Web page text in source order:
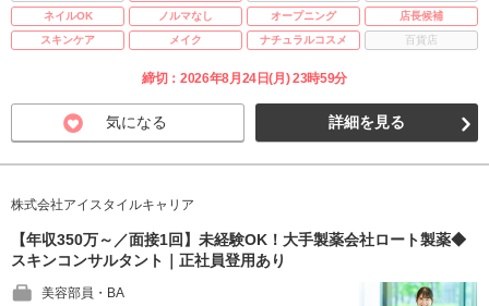
ネイルOK
ノルマなし オープニング
店長候補
スキンケア
メイク ナチュラルコスメ 百貨店
締切：2026年8月24日(月) 23時59分
気になる 詳細を見る
株式会社アイスタイルキャリア
【年収350万～／面接1回】未経験OK！大手製薬会社ロート製薬◆
スキンコンサルタント｜正社員登用あり
美容部員・BA